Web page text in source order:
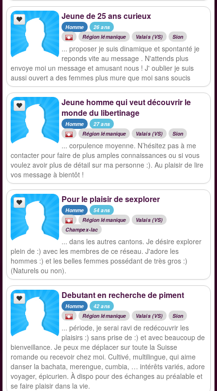
Jeune de 25 ans curieux
Homme
26 ans
Région lémanique
Valais (VS) Sion
... proposer je suis dinamique et spontanté je
reponds vite au message . N'attends plus
envoye moi un message et amusant nous ! J' oublier je suis
aussi ouvert a des femmes plus mure que moi sans soucis
Jeune homme qui veut découvrir le
monde du libertinage
Homme
27 ans
Région lémanique
Valais (VS) Sion
... corpulence moyenne. N’hésitez pas à me
contacter pour faire de plus amples connaissances ou si vous
voulez avoir plus de détail sur ma personne :). Au plaisir de lire
vos message à bientôt !
Pour le plaisir de sexplorer
Homme
54 ans
Région lémanique
Valais (VS)
Champex-lac
... dans les autres cantons. Je désire explorer
plein de :) avec les membres de ce réseau. J'adore les
hommes :) et les belles femmes possédant de très gros :)
(Naturels ou non).
Debutant en recherche de piment
Homme
42 ans
Région lémanique
Valais (VS) Sion
... période, je serai ravi de redécouvrir les
plaisirs :) sans prise de :) et avec beaucoup de
bienveillance. Je peux me déplacer sur toute la Suisse
romande ou recevoir chez moi. Cultivé, multilingue, qui aime
danser la bachata, merengue, cumbia, … intérêts variés, adore
voyager, épicurien. À dispo pour des échanges au préalable et
se faire plaisir dans la vie.